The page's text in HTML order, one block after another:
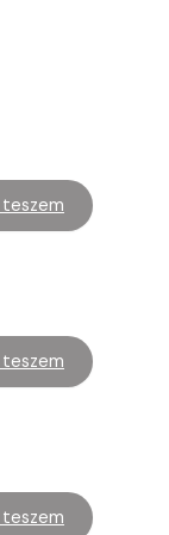
teszem
teszem
teszem